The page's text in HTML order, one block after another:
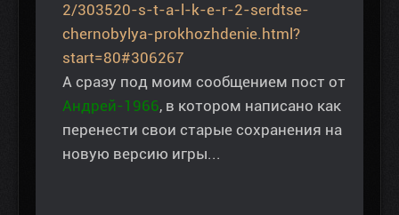
2/303520-s-t-a-l-k-e-r-2-serdtse-
chernobylya-prokhozhdenie.html?
start=80#306267
А сразу под моим сообщением пост от
Андрей-1966, в котором написано как
перенести свои старые сохранения на
новую версию игры...